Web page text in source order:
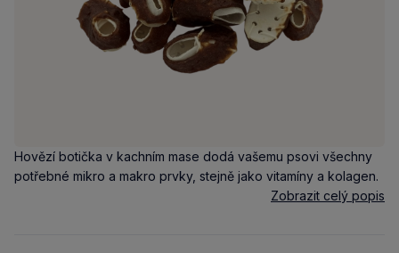
Hovězí botička v kachním mase dodá vašemu psovi všechny
potřebné mikro a makro prvky, stejně jako vitamíny a kolagen.
Zobrazit celý popis